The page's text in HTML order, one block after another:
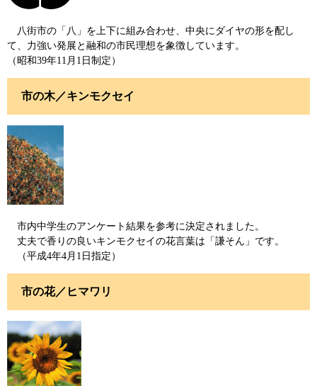
八街市の「八」を上下に組み合わせ、中央にダイヤの形を配し
て、力強い発展と融和の市民理想を象徴しています。
（昭和39年11月1日制定）
市の木／キンモクセイ
市内中学生のアンケート結果を参考に決定されました。
丈夫で香りの良いキンモクセイの花言葉は「謙そん」です。
（平成4年4月1日指定）
市の花／ヒマワリ